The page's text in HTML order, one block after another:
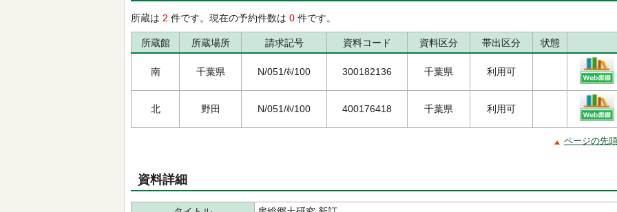
所蔵は 2 件です。現在の予約件数は 0 件です。
所蔵館 所蔵場所 請求記号 資料コード 資料区分 帯出区分 状態
南 千葉県 N/051/ﾎ/100 300182136 千葉県 利用可
北 野田 N/051/ﾎ/100 400176418 千葉県 利用可
ページの先
資料詳細